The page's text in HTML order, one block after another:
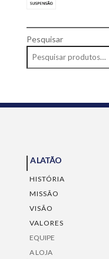
Pesquisar
A LATÃO
HISTÓRIA
MISSÃO
VISÃO
VALORES
EQUIPE
A LOJA